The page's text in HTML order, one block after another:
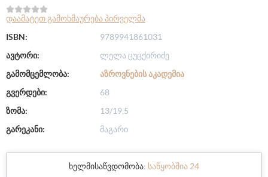
დაამატეთ გამოხმაურება პირველმა
ISBN:
9789941861031
ავტორი:
ლელა ცუცქირიძე
გამომცემლობა:
ᲐᲖᲠᲝᲕᲜᲔᲑᲘᲡ ᲐᲙᲐᲓᲔᲛᲘᲐ
გვერდები:
68
ზომა:
13/19,5
გარეკანი:
მაგარი
ხელმისაწვდომობა: საწყობშია 24